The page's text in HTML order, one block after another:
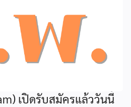
เปิดรับสมัครแล้ววันนี้